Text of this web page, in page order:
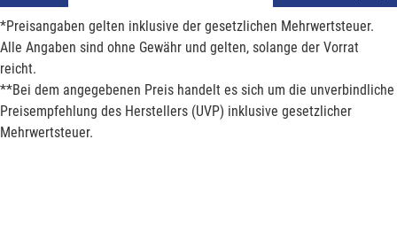
*Preisangaben gelten inklusive der gesetzlichen Mehrwertsteuer.
Alle Angaben sind ohne Gewähr und gelten, solange der Vorrat
reicht.
**Bei dem angegebenen Preis handelt es sich um die unverbindliche
Preisempfehlung des Herstellers (UVP) inklusive gesetzlicher
Mehrwertsteuer.